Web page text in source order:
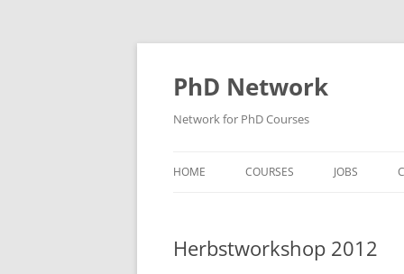
Skip
content
PhD Network
Network for PhD Courses
HOME COURSES
GESIS
JOBS
Herbstworkshop 2012